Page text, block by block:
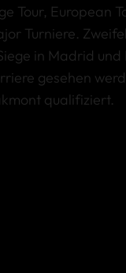
Tour, European
Turniere.
in Madrid und
gesehen
qualifiziert.